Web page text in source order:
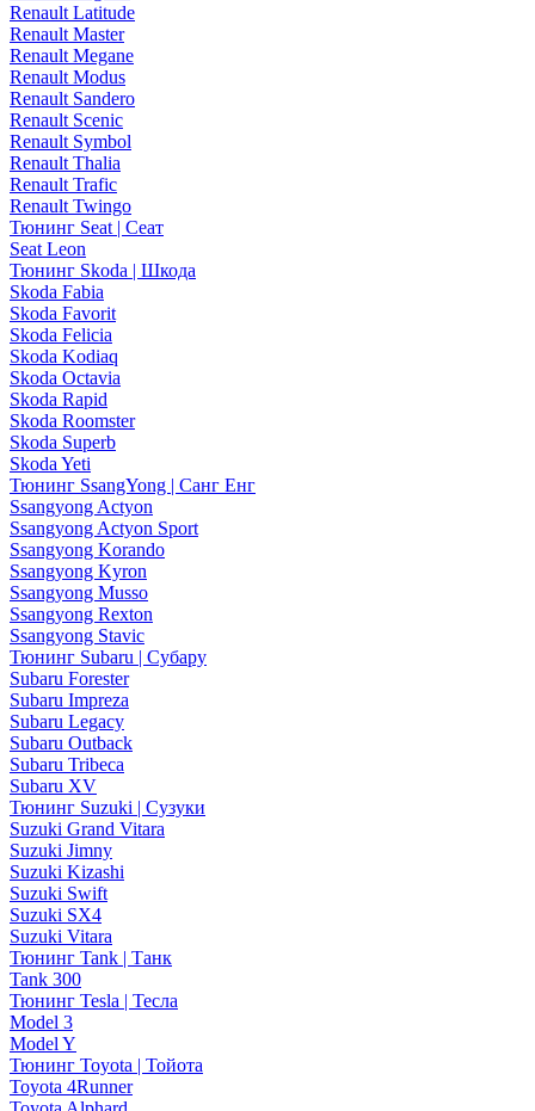
Renault Latitude
Renault Master
Renault Megane
Renault Modus
Renault Sandero
Renault Scenic
Renault Symbol
Renault Thalia
Renault Trafic
Renault Twingo
Тюнинг Seat | Сеат
Seat Leon
Тюнинг Skoda | Шкода
Skoda Fabia
Skoda Favorit
Skoda Felicia
Skoda Kodiaq
Skoda Octavia
Skoda Rapid
Skoda Roomster
Skoda Superb
Skoda Yeti
Тюнинг SsangYong | Санг Енг
Ssangyong Actyon
Ssangyong Actyon Sport
Ssangyong Korando
Ssangyong Kyron
Ssangyong Musso
Ssangyong Rexton
Ssangyong Stavic
Тюнинг Subaru | Субару
Subaru Forester
Subaru Impreza
Subaru Legacy
Subaru Outback
Subaru Tribeca
Subaru XV
Тюнинг Suzuki | Сузуки
Suzuki Grand Vitara
Suzuki Jimny
Suzuki Kizashi
Suzuki Swift
Suzuki SX4
Suzuki Vitara
Тюнинг Tank | Танк
Tank 300
Тюнинг Tesla | Тесла
Model 3
Model Y
Тюнинг Toyota | Тойота
Toyota 4Runner